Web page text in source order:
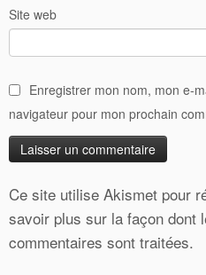
Site web
Enregistrer mon nom, mon e-
navigateur pour mon prochain
Ce site utilise Akismet pour
savoir plus sur la façon dont
commentaires sont traitées.